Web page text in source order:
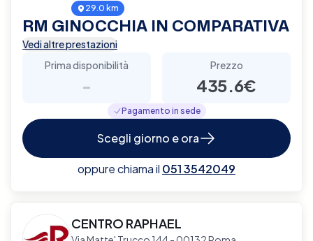
29.0 km
RM GINOCCHIA IN COMPARATIVA
Vedi altre prestazioni
Prima disponibilità
-
Prezzo
435.6€
Pagamento in sede
Scegli giorno e ora
oppure chiama il 051 3542049
CENTRO RAPHAEL